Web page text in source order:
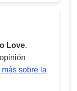
Love.
sobre la